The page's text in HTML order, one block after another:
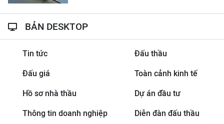
BẢN DESKTOP
Tin tức Đấu thầu
Đấu giá Toàn cảnh kinh tế
Hồ sơ nhà thầu Dự án đầu tư
Thông tin doanh nghiệp Diễn đàn đấu thầu